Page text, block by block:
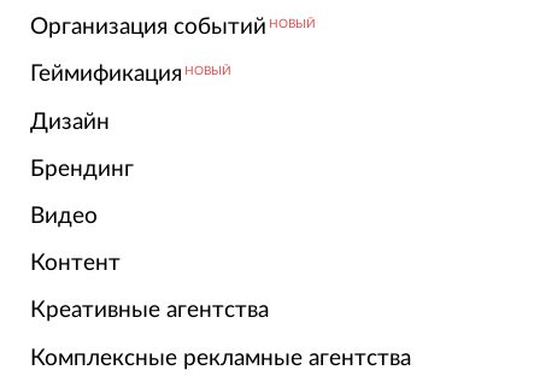
Организация событий НОВЫЙ
Геймификация НОВЫЙ
Дизайн
Брендинг
Видео
Контент
Креативные агентства
Комплексные рекламные агентства